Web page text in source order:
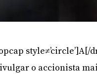
o accionista